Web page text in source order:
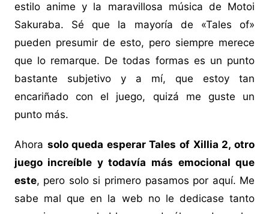
estilo anime y la maravillosa música de Motoi
Sakuraba. Sé que la mayoría de «Tales of»
pueden presumir de esto, pero siempre merece
que lo remarque. De todas formas es un punto
bastante subjetivo y a mí, que estoy tan
encariñado con el juego, quizá me guste un
punto más.
Ahora solo queda esperar Tales of Xillia 2, otro
juego increíble y todavía más emocional que
este, pero solo si primero pasamos por aquí. Me
sabe mal que en la web no le dedicase tanto